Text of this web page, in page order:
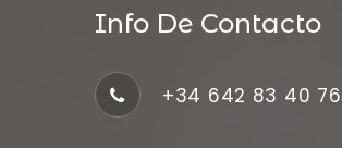
Info De Contacto
+34 642 83 40 76